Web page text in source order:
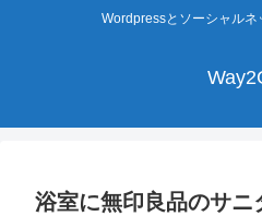
Wordpressとソーシャル
浴室に無印良品のサニ